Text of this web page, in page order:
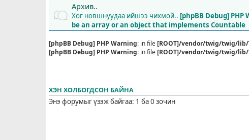
Архив..
Хог новшнуудаа ийшээ чихмой.. [phpBB Debug] PHP
be an array or an object that implements Countable
[phpBB Debug] PHP Warning: in file[ROOT]/vendor/twig/twig/lib/
[phpBB Debug] PHP Warning: in file[ROOT]/vendor/twig/twig/lib/
ХЭН ХОЛБОГДСОН БАЙНА
Энэ форумыг үзэж байгаа: 1 ба 0 зочин